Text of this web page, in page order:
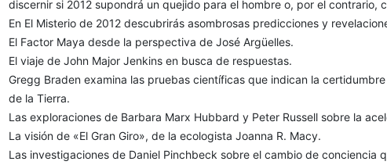
discernir si 2012 supondrá un quejido para el hombre o, por el contrario,
En El Misterio de 2012 descubrirás asombrosas predicciones y
El Factor Maya desde la perspectiva de José Argüelles.
El viaje de John Major Jenkins en busca de respuestas.
Gregg Braden examina las pruebas científicas que indican la
de la Tierra.
Las exploraciones de Barbara Marx Hubbard y Peter Russell sobre la
La visión de «El Gran Giro», de la ecologista Joanna R. Macy.
Las investigaciones de Daniel Pinchbeck sobre el cambio de conciencia